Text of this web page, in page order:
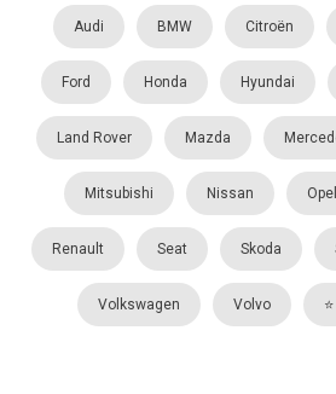
Audi BMW Citroën
Ford Honda Hyundai
Land Rover Mazda
Mitsubishi Nissan Opel
Renault Seat Skoda
Volkswagen Volvo